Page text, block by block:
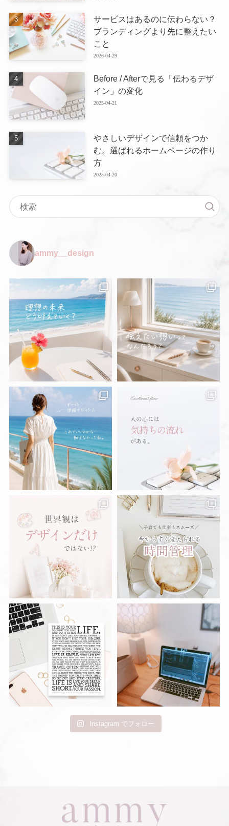
サービスはあるのに伝わらない？
ブランディングより先に整えたい
こと
2026-04-29
Before / Afterで見る「伝わるデザ
イン」の変化
2025-04-21
やさしいデザインで信頼をつか
む。選ばれるホームページの作り
方
2025-04-20
ammy__design
Instagram でフォロー